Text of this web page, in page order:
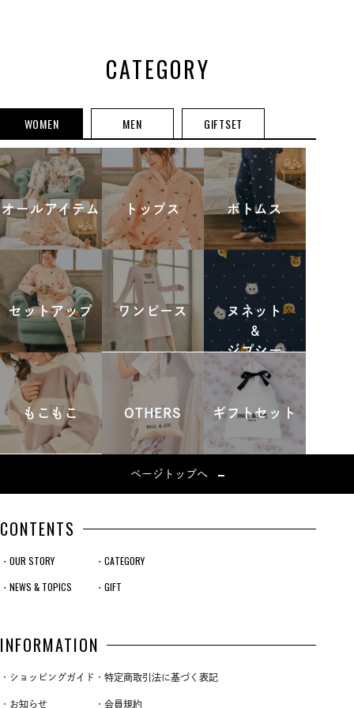
CATEGORY
WOMEN MEN GIFTSET
オールアイテム トップス ボトムス
セットアップ ワンピース
ヌネット
&
ジプシー
もこもこ OTHERS ギフトセット
ページトップへ
CONTENTS
・OUR STORY
・NEWS & TOPICS
・CATEGORY
・GIFT
INFORMATION
・ショッピングガイド
・お知らせ
・特定商取引法に基づく表記
・会員規約